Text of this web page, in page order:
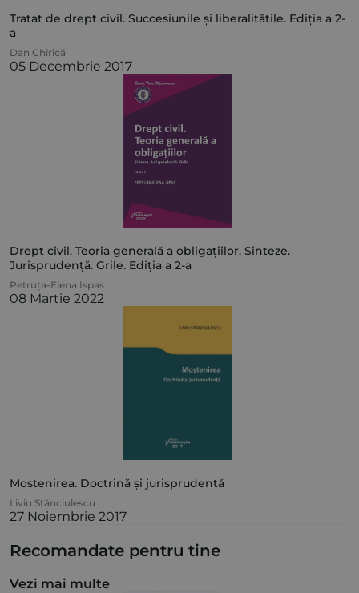
Tratat de drept civil. Succesiunile și liberalitățile. Ediția a 2-
a
Dan Chirică
05 Decembrie 2017
Drept civil. Teoria generală a obligațiilor. Sinteze.
Jurisprudență. Grile. Ediția a 2-a
Petruța-Elena Ispas
08 Martie 2022
Moștenirea. Doctrină și jurisprudență
Liviu Stănciulescu
27 Noiembrie 2017
Recomandate pentru tine
Vezi mai multe